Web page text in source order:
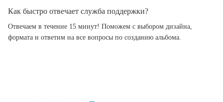
Как быстро отвечает служба поддержки?
Отвечаем в течение 15 минут! Поможем с выбором дизайна,
формата и ответим на все вопросы по созданию альбома.